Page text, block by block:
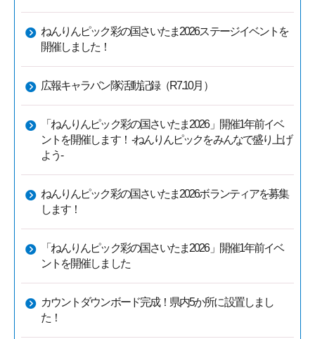
ねんりんピック彩の国さいたま2026ステージイベントを
開催しました！
広報キャラバン隊活動記録（R7.10月）
「ねんりんピック彩の国さいたま2026」開催1年前イベ
ントを開催します！ -ねんりんピックをみんなで盛り上げ
よう-
ねんりんピック彩の国さいたま2026ボランティアを募集
します！
「ねんりんピック彩の国さいたま2026」開催1年前イベ
ントを開催しました
カウントダウンボード完成！県内5か所に設置しまし
た！